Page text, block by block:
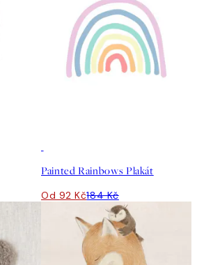
Painted Rainbows Plakát
Od 92 Kč184 Kč